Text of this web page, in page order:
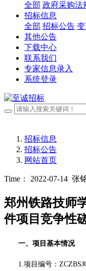
全部 政府采购法
招标信息
全部 招标公告
其他公告
下载中心
联系我们
专家信息录入
系统登录
招标信息
招标公告
网站首页
Time： 2022-07-14 张
郑州铁路技师
件项目竞争性
一、项目基本情况
1.项目编号：